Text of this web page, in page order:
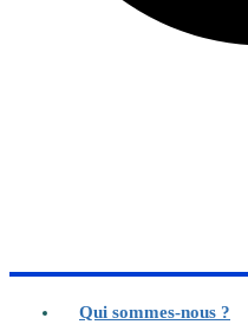
Qui sommes-nous ?